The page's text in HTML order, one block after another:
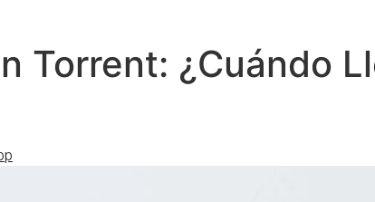
Torrent: ¿Cuándo